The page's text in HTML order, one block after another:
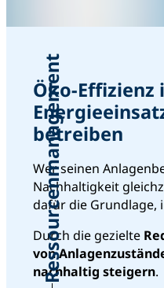
Öko-Effizienz
betreiben
Wer seinen
Nachhaltigkeit
dafür die Grundlage,
Durch die gezielte
von
nachhaltig steigern.
Ressourcenmanagement